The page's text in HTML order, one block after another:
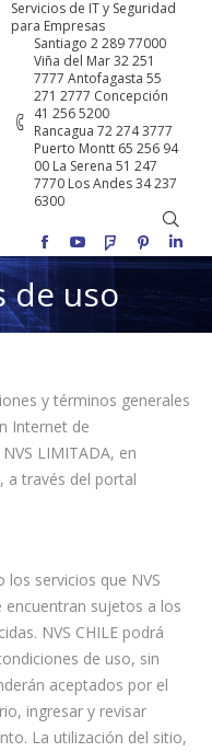
Servicios de IT y Seguridad
para Empresas
Santiago 2 289 77000
Viña del Mar 32 251
7777 Antofagasta 55
271 2777 Concepción
41 256 5200
Rancagua 72 274 3777
Puerto Montt 65 256 94
00 La Serena 51 247
7770 Los Andes 34 237
6300
Buscar:
Facebook
YouTubeFoursquare
Pinterest
de uso
y términos generales
Internet de
LIMITADA, en
a través del portal
servicios que NVS
encuentran sujetos a los
NVS CHILE podrá
de uso, sin
aceptados por el
ingresar y revisar
La utilización del sitio,